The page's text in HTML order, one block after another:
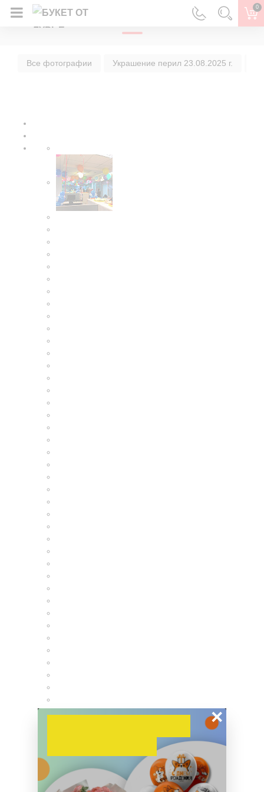
0
Все фотографии Украшение перил 23.08.2025 г.
Получите скидку
на заказ 10%
×